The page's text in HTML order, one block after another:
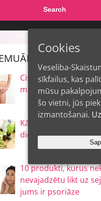
Search
Cistīts un
mēs par tiem zinām?
Kā ātri zaudēt svaru
diētas?
10 produkti, kurus
nevajadzētu likt uz
jums ir psoriāze
Cookies
Veseliba-
sīkfailus, kas
mūsu
šo vietni, jūs
izmantošanai.